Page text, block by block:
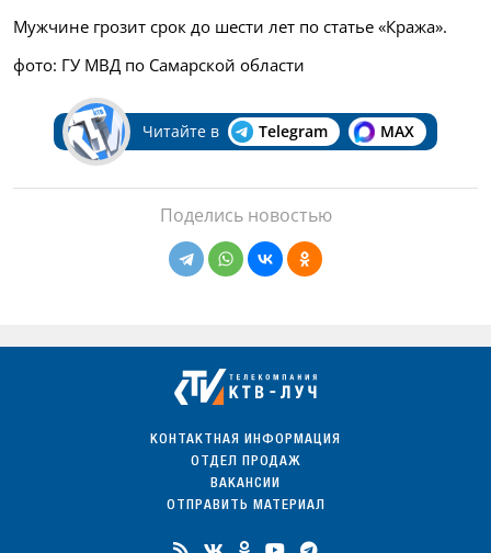
Мужчине грозит срок до шести лет по статье «Кража».
фото: ГУ МВД по Самарской области
Читайте в Telegram MAX
Поделись новостью
КОНТАКТНАЯ ИНФОРМАЦИЯ
ОТДЕЛ ПРОДАЖ
ВАКАНСИИ
ОТПРАВИТЬ МАТЕРИАЛ